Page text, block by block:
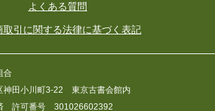
よくある質問
取引に関する法律に基づく表記
合
神田小川町3-22 東京古書会館内
許可番号 301026602392